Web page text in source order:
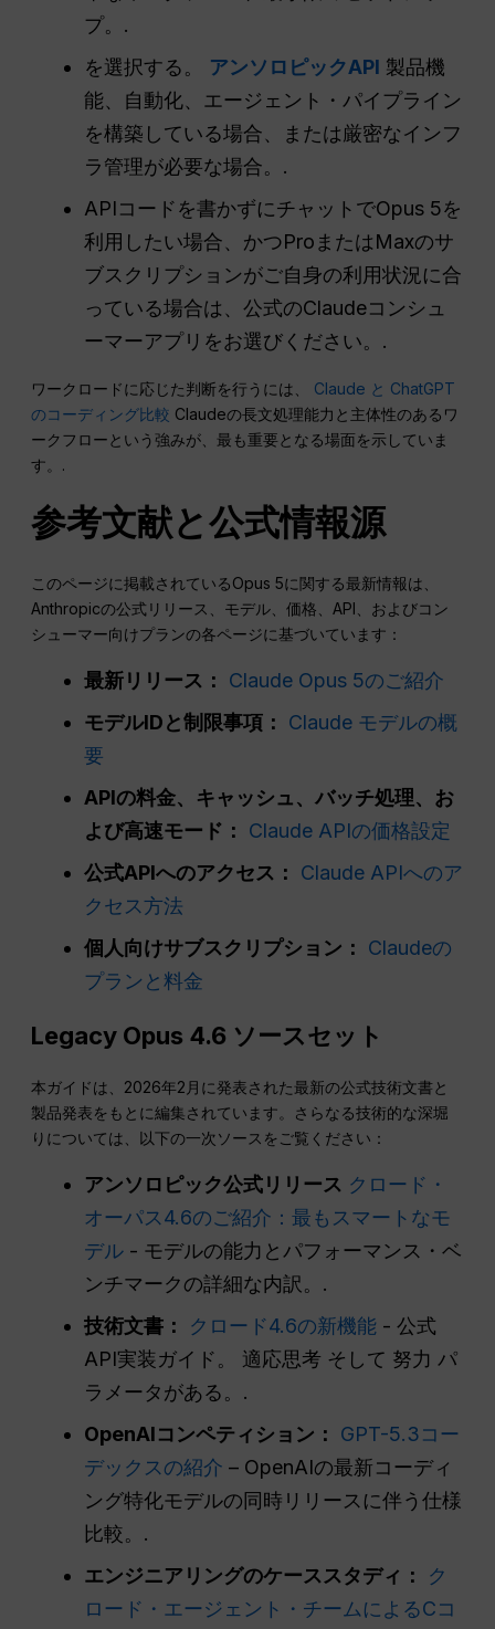
プ。.
を選択する。 アンソロピックAPI 製品機
能、自動化、エージェント・パイプライン
を構築している場合、または厳密なインフ
ラ管理が必要な場合。.
APIコードを書かずにチャットでOpus 5を
利用したい場合、かつProまたはMaxのサ
ブスクリプションがご自身の利用状況に合
っている場合は、公式のClaudeコンシュ
ーマーアプリをお選びください。.
ワークロードに応じた判断を行うには、 Claude と ChatGPT
のコーディング比較 Claudeの長文処理能力と主体性のあるワ
ークフローという強みが、最も重要となる場面を示していま
す。.
参考文献と公式情報源
このページに掲載されているOpus 5に関する最新情報は、
Anthropicの公式リリース、モデル、価格、API、およびコン
シューマー向けプランの各ページに基づいています：
最新リリース：
Claude Opus 5のご紹介
モデルIDと制限事項：
Claude モデルの概
要
APIの料金、キャッシュ、バッチ処理、お
よび高速モード：
Claude APIの価格設定
公式APIへのアクセス：
Claude APIへのア
クセス方法
個人向けサブスクリプション：
Claudeの
プランと料金
Legacy Opus 4.6 ソースセット
本ガイドは、2026年2月に発表された最新の公式技術文書と
製品発表をもとに編集されています。さらなる技術的な深堀
りについては、以下の一次ソースをご覧ください：
アンソロピック公式リリース クロード・
オーパス4.6のご紹介：最もスマートなモ
デル - モデルの能力とパフォーマンス・ベ
ンチマークの詳細な内訳。.
技術文書：
クロード4.6の新機能 - 公式
API実装ガイド。 適応思考 そして 努力 パ
ラメータがある。.
OpenAIコンペティション：
GPT-5.3コー
デックスの紹介 – OpenAIの最新コーディ
ング特化モデルの同時リリースに伴う仕様
比較。.
エンジニアリングのケーススタディ：
ク
ロード・エージェント・チームによるCコ